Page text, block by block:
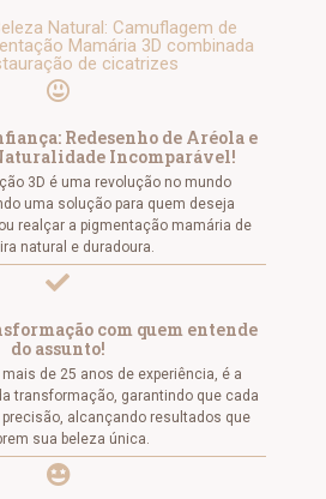
Natural: Camuflagem de
Mamária 3D combinada
de cicatrizes
Redesenho de Aréola e
Incomparável!
3D é uma revolução no mundo
uma solução para quem deseja
realçar a pigmentação mamária de
natural e duradoura.
com quem entende
do assunto!
de 25 anos de experiência, é a
transformação, garantindo que cada
alcançando resultados que
sua beleza única.